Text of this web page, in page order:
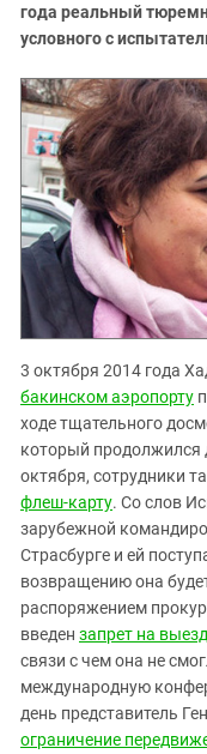
года реальный
условного с
3 октября 2014 года
бакинском аэропорту
ходе тщательного
который продолжился
октября, сотрудники
флеш-карту. Со слов
зарубежной
Страсбурге и ей
возвращению она
распоряжением
введен запрет на выезд
связи с чем она не
международную
день представитель
ограничение